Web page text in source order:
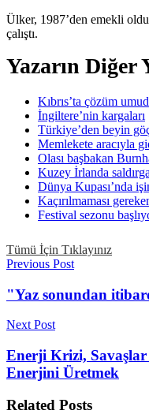
Ülker, 1987’den emekli
çalıştı.
Yazarın Diğer
Kıbrıs’ta çözüm
İngiltere’nin kargaları
Türkiye’den beyin
Memlekete aracıyla
Olası başbakan
Kuzey İrlanda
Dünya Kupası’nda
Kaçırılmaması
Festival sezonu
Tümü İçin Tıklayınız
Previous Post
"Yaz sonundan
Next Post
Enerji Krizi, Savaşlar
Enerjini Üretmek
Related Posts